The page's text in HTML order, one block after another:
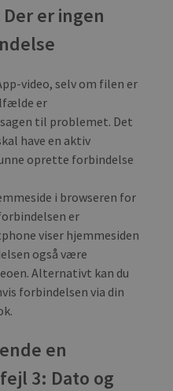
er ingen
video, selv om filen er
er
til problemet. Det
have en aktiv
oprette forbindelse
i browseren for
er
viser hjemmesiden
også være
Alternativt kan du
forbindelsen via din
en
3: Dato og